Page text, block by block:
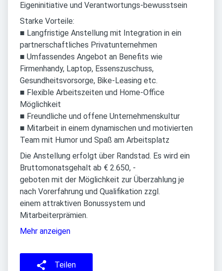
Eigeninitiative und Verantwortungs-bewusstsein
Starke Vorteile:
■ Langfristige Anstellung mit Integration in ein
partnerschaftliches Privatunternehmen
■ Umfassendes Angebot an Benefits wie
Firmenhandy, Laptop, Essenszuschuss,
Gesundheitsvorsorge, Bike-Leasing etc.
■ Flexible Arbeitszeiten und Home-Office
Möglichkeit
■ Freundliche und offene Unternehmenskultur
■ Mitarbeit in einem dynamischen und motivierten
Team mit Humor und Spaß am Arbeitsplatz
Die Anstellung erfolgt über Randstad. Es wird ein
Bruttomonatsgehalt ab € 2.650, -
geboten mit der Möglichkeit zur Überzahlung je
nach Vorerfahrung und Qualifikation zzgl.
einem attraktiven Bonussystem und
Mitarbeiterprämien.
Mehr anzeigen
Teilen